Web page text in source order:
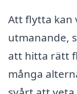
Att flytta kan
utmanande,
att hitta rätt
många